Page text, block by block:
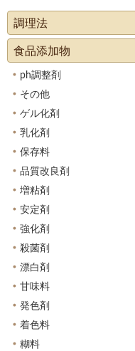
調理法
食品添加物
ph調整剤
その他
ゲル化剤
乳化剤
保存料
品質改良剤
増粘剤
安定剤
強化剤
殺菌剤
漂白剤
甘味料
発色剤
着色料
糊料